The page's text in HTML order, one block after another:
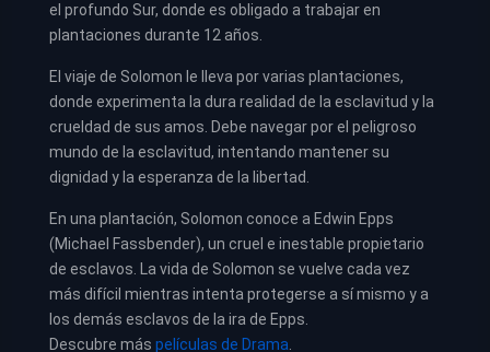
el profundo Sur, donde es obligado a trabajar en
plantaciones durante 12 años.
El viaje de Solomon le lleva por varias plantaciones,
donde experimenta la dura realidad de la esclavitud y la
crueldad de sus amos. Debe navegar por el peligroso
mundo de la esclavitud, intentando mantener su
dignidad y la esperanza de la libertad.
En una plantación, Solomon conoce a Edwin Epps
(Michael Fassbender), un cruel e inestable propietario
de esclavos. La vida de Solomon se vuelve cada vez
más difícil mientras intenta protegerse a sí mismo y a
los demás esclavos de la ira de Epps.
Descubre más películas de Drama